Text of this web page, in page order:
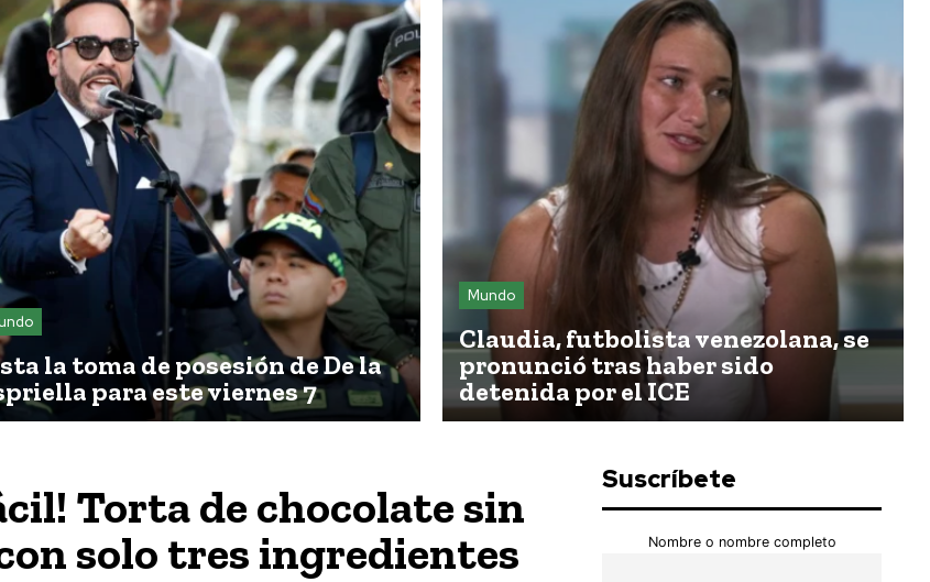
la toma de posesión de De la
para este viernes 7
Mundo
Claudia, futbolista venezolana, se
pronunció tras haber sido
detenida por el ICE
Torta de chocolate sin
solo tres ingredientes
Suscríbete
Nombre o nombre completo